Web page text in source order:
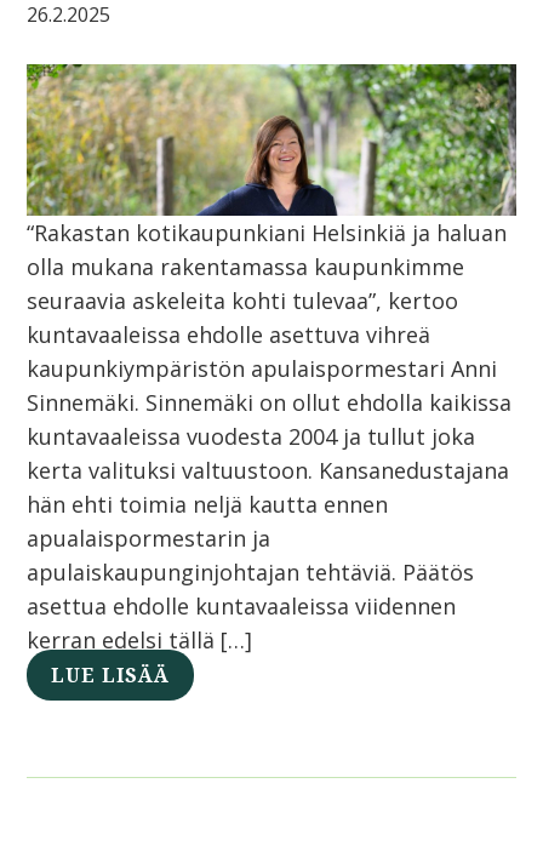
26.2.2025
“Rakastan kotikaupunkiani Helsinkiä ja haluan
olla mukana rakentamassa kaupunkimme
seuraavia askeleita kohti tulevaa”, kertoo
kuntavaaleissa ehdolle asettuva vihreä
kaupunkiympäristön apulaispormestari Anni
Sinnemäki. Sinnemäki on ollut ehdolla kaikissa
kuntavaaleissa vuodesta 2004 ja tullut joka
kerta valituksi valtuustoon. Kansanedustajana
hän ehti toimia neljä kautta ennen
apualaispormestarin ja
apulaiskaupunginjohtajan tehtäviä. Päätös
asettua ehdolle kuntavaaleissa viidennen
kerran edelsi tällä […]
LUE LISÄÄ